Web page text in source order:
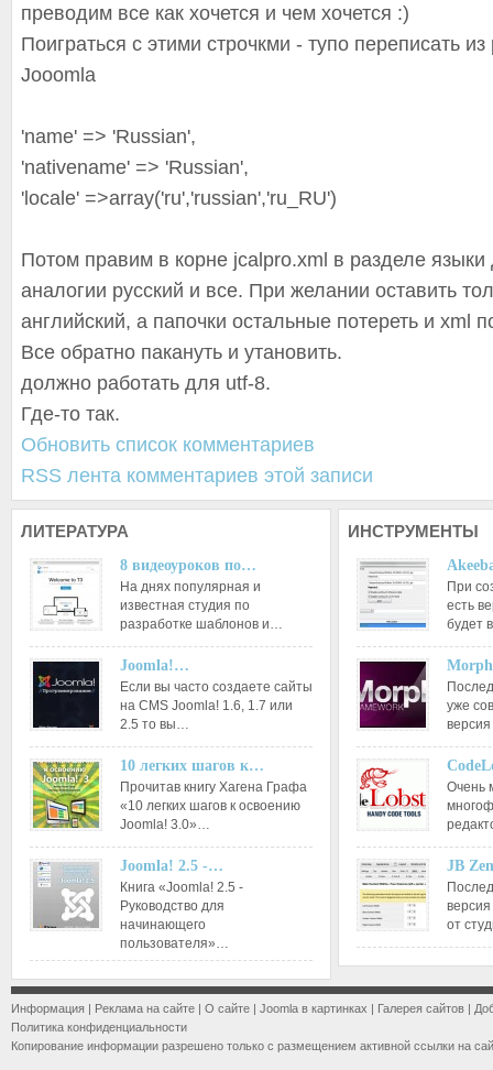
преводим все как хочется и чем хочется :)
Поиграться с этими строчкми - тупо переписать
Jooomla
'name' => 'Russian',
'nativename' => 'Russian',
'locale' =>array('ru','russian','ru_RU')
Потом правим в корне jcalpro.xml в разделе
аналогии русский и все. При желании оставить
английский, а папочки остальные потереть и xml
Все обратно пакануть и утановить.
должно работать для utf-8.
Где-то так.
Обновить список комментариев
RSS лента комментариев этой записи
ЛИТЕРАТУРА
8 видеоуроков по…
На днях популярная и
известная студия по
разработке шаблонов и…
Joomla!…
Если вы часто создаете сайты
на CMS Joomla! 1.6, 1.7 или
2.5 то вы…
10 легких шагов к…
Прочитав книгу Хагена Графа
«10 легких шагов к освоению
Joomla! 3.0»…
Joomla! 2.5 -…
Книга «Joomla! 2.5 -
Руководство для
начинающего
пользователя»…
ИНСТРУМЕНТЫ
При
есть
будет
уже
Очень
JB
от
Информация | Реклама на сайте | О сайте | Joomla в картинках | Галерея сайтов |
Политика конфиденциальности
Копирование информации разрешено только с размещением активной ссылки на